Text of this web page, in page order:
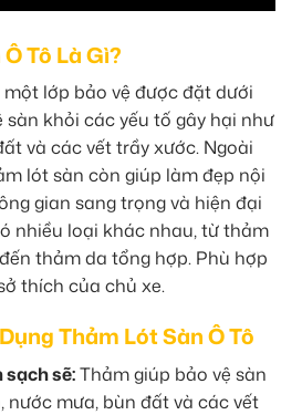
Tô Là Gì?
một lớp bảo vệ được đặt dưới
sàn khỏi các yếu tố gây hại như
và các vết trầy xước. Ngoài
lót sàn còn giúp làm đẹp nội
gian sang trọng và hiện đại
nhiều loại khác nhau, từ thảm
thảm da tổng hợp. Phù hợp
thích của chủ xe.
Thảm Lót Sàn Ô Tô
sạch sẽ:Thảm giúp bảo vệ sàn
nước mưa, bùn đất và các vết